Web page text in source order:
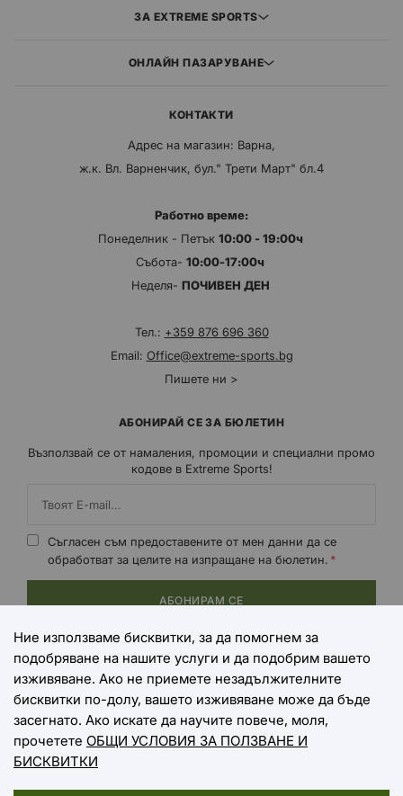
ЗА EXTREME SPORTS
ОНЛАЙН ПАЗАРУВАНЕ
КОНТАКТИ
Адрес на магазин: Варна,
ж.к. Вл. Варненчик, бул." Трети Март" бл.4
Работно време:
Понеделник - Петък 10:00 - 19:00ч
Събота- 10:00-17:00ч
Неделя- ПОЧИВЕН ДЕН
Тел.: +359 876 696 360
Email: Office@extreme-sports.bg
Пишете ни >
АБОНИРАЙ СЕ ЗА БЮЛЕТИН
Възползвай се от намаления, промоции и специални промо
кодове в Extreme Sports!
Съгласен съм предоставените от мен данни да се
обработват за целите на изпращане на бюлетин.
АБОНИРАМ СЕ
НАЧИНИ НА ПЛАЩАНЕ
НАЧИНИ НА ДОСТАВКА
Ние използваме бисквитки, за да помогнем за
подобряване на нашите услуги и да подобрим вашето
изживяване. Ако не приемете незадължителните
бисквитки по-долу, вашето изживяване може да бъде
засегнато. Ако искате да научите повече, моля,
прочетете ОБЩИ УСЛОВИЯ ЗА ПОЛЗВАНЕ И
БИСКВИТКИ